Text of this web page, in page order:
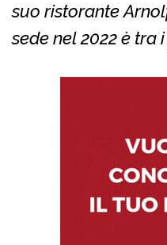
suo ristorante
sede nel 2022 è tra